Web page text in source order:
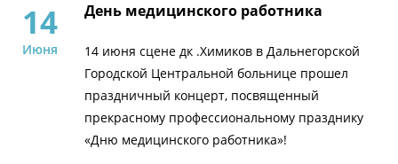
14
Июня
День медицинского работника
14 июня сцене дк .Химиков в Дальнегорской
Городской Центральной больнице прошел
праздничный концерт, посвященный
прекрасному профессиональному празднику
«Дню медицинского работника»!